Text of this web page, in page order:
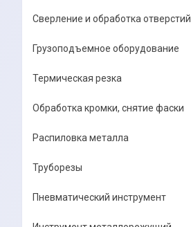
Сверление и обработка отверстий
Грузоподъемное оборудование
Термическая резка
Обработка кромки, снятие фаски
Распиловка металла
Труборезы
Пневматический инструмент